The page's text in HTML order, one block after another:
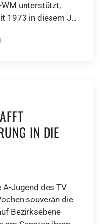
unterstützt,
1973 in diesem J…
IN DIE
Jugend des TV
souverän die
Bezirksebene